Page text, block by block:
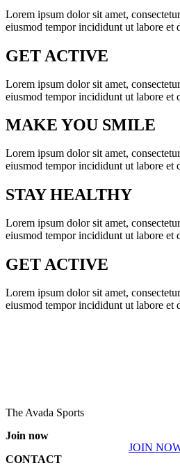
Lorem ipsum dolor sit amet,
eiusmod tempor incididunt ut labore et
GET ACTIVE
Lorem ipsum dolor sit amet,
eiusmod tempor incididunt ut labore et
MAKE YOU SMILE
Lorem ipsum dolor sit amet,
eiusmod tempor incididunt ut labore et
STAY HEALTHY
Lorem ipsum dolor sit amet,
eiusmod tempor incididunt ut labore et
GET ACTIVE
Lorem ipsum dolor sit amet,
eiusmod tempor incididunt ut labore et
The Avada Sports
Join now
JOIN
CONTACT